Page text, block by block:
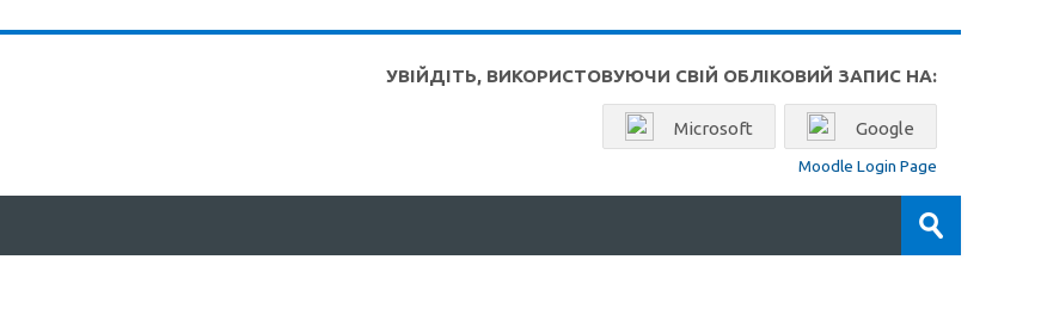
УВІЙДІТЬ, ВИКОРИСТОВУЮЧИ СВІЙ ОБЛІКОВИЙ ЗАПИС НА:
Microsoft Google
Moodle Login Page
Прийняти